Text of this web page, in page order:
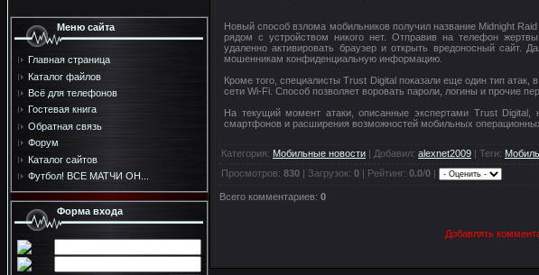
Меню сайта
Главная страница
Каталог файлов
Всё для телефонов
Гостевая книга
Обратная связь
Форум
Каталог сайтов
Футбол! ВСЕ МАТЧИ ОН...
Форма входа
Новый способ взлома мобильников получил название Midnight
рядом с устройством никого нет. Отправив на телефон
удаленно активировать браузер и открыть вредоносный сайт.
мошенникам конфиденциальную информацию.
Кроме того, специалисты Trust Digital показали еще один тип
сети Wi-Fi. Способ позволяет воровать пароли, логины и прочие
На текущий момент атаки, описанные экспертами Trust Digital,
смартфонов и расширения возможностей мобильных
Категория: Мобильные новости | Добавил: alexnet2009 | Теги:
Просмотров: 830 | Загрузок: 0 | Рейтинг: 0.0/0 |
Всего комментариев: 0
Добавлять